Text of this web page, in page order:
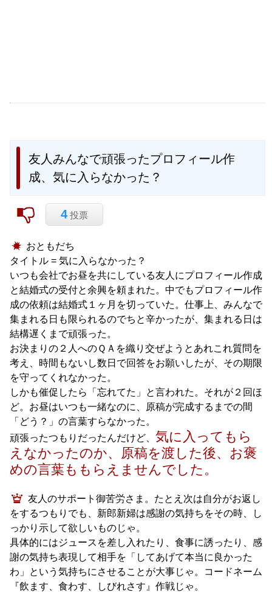
友人みんなで頑張ったプロフィール作
成、気に入らなかった？
4 投票
おともだち
タイトル = 気に入らなかった？
いつも会社でお昼を共にしている友人にプロフィール作成
と結婚式の受付と余興を頼まれた。中でもプロフィール作
成の依頼は結婚式１ヶ月を切っていた。仕事上、みんなで
集まれる日も限られるのでちと辛かったが、集まれる日は
結構遅くまで頑張った。
お決まりの２人へのＱＡを織り交ぜようとあれこれ質問を
考え、時間もないし数日で回答をお願いしたが、その期限
を守ってくれなかった。
しかも催促したら「忘れてた」と言われた。それが２回ほ
ど。お昼はいつも一緒なのに、原稿が完成するまでの間
「どう？」の言葉すらなかった。
頑張ったつもりだったんだけど、 気に入ってもら
えなかったのか、原稿を渡した後、お褒
めの言葉ももらえませんでした。
友人のサポート御苦労さま。たとえ次は自分がお返し
をするつもりでも、新郎新婦は感謝の気持ちをその時、し
っかり示して欲しいものじゃ。
具体的にはジュースを差し入れたり、食事に誘ったり、感
謝の気持ち表現して相手を「してあげて本当に良かった
わ」という気持ちにさせることが大事じゃ。コードネーム
『飲ます、食わす、しびれさす』作戦じゃ。